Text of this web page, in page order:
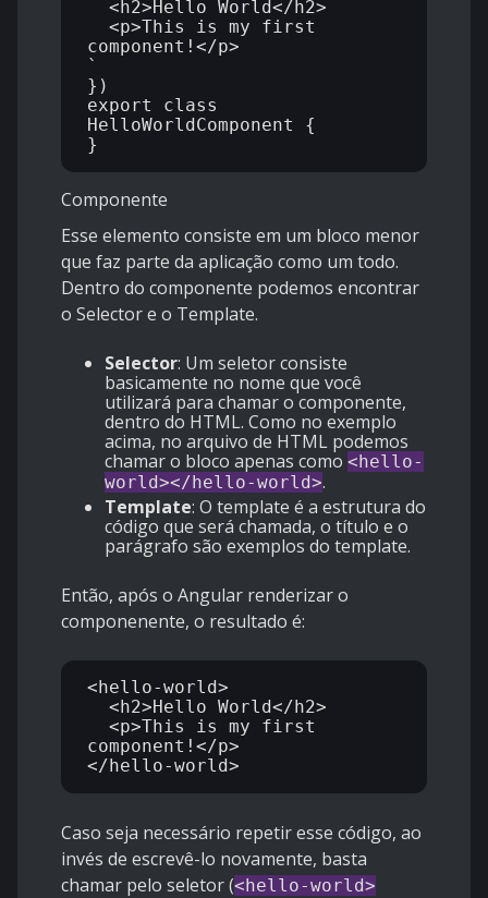
component!</p>
`
})
export class
HelloWorldComponent {
Componente
Esse elemento consiste em um bloco menor
que faz parte da aplicação como um todo.
Dentro do componente podemos encontrar
o Selector e o Template.
Selector: Um seletor consiste
basicamente no nome que você
utilizará para chamar o componente,
dentro do HTML. Como no exemplo
acima, no arquivo de HTML podemos
chamar o bloco apenas como <hello-
world></hello-world>.
Template: O template é a estrutura do
código que será chamada, o título e o
parágrafo são exemplos do template.
Então, após o Angular renderizar o
componenente, o resultado é:
<hello-world>
component!</p>
Caso seja necessário repetir esse código, ao
invés de escrevê-lo novamente, basta
chamar pelo seletor (<hello-world>